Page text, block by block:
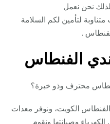
نحن نعمل
لتأمين لكم السلامة
.
الفنطاس
محترف وذو خبرة؟
الكويت، ونوفر معدات
وصيانتها ونقوم